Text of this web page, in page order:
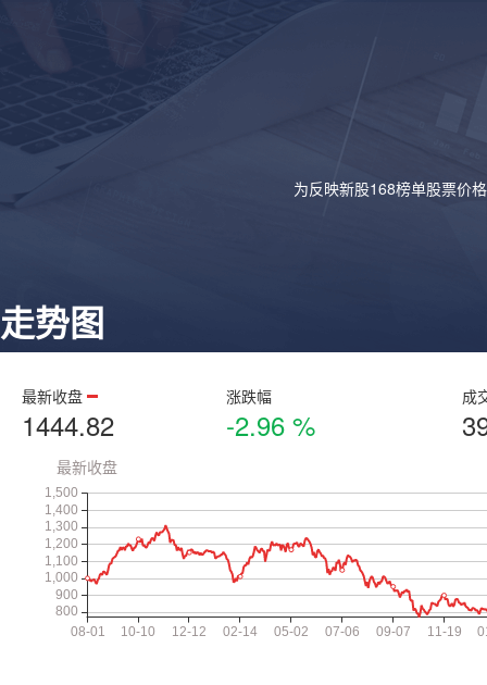
为反映新股168榜单股票价
走势图
最新收盘
1444.82
涨跌幅
-2.96 %
成